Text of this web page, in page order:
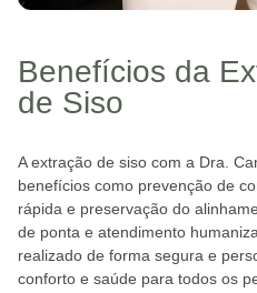
Benefícios da
de Siso
A extração de siso com a Dra.
benefícios como prevenção de
rápida e preservação do
de ponta e atendimento
realizado de forma segura e
conforto e saúde para todos os